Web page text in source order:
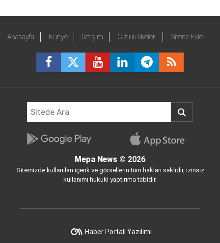
Anasayfa Künye İletişim Gizlilik İlkeleri Sitene Ekle
Mepa News © 2026
Sitemizde kullanılan içerik ve görsellerin tüm hakları saklıdır, izinsiz
kullanımı hukuki yaptırıma tabidir.
Haber Portalı Yazılımı